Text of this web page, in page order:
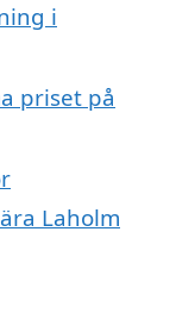
i
priset på
Laholm